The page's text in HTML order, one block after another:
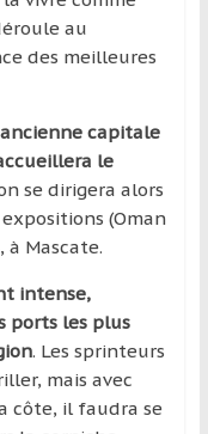
au
des meilleures
ancienne capitale
le
se dirigera alors
(Oman
Mascate.
intense,
ports les plus
. Les sprinteurs
mais avec
côte, il faudra se